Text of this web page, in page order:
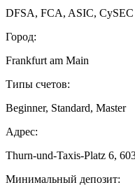
DFSA, FCA, ASIC, CySEC
Город:
Frankfurt am Main
Типы счетов:
Beginner, Standard, Master
Адрес:
Thurn-und-Taxis-Platz 6,
Минимальный депозит: